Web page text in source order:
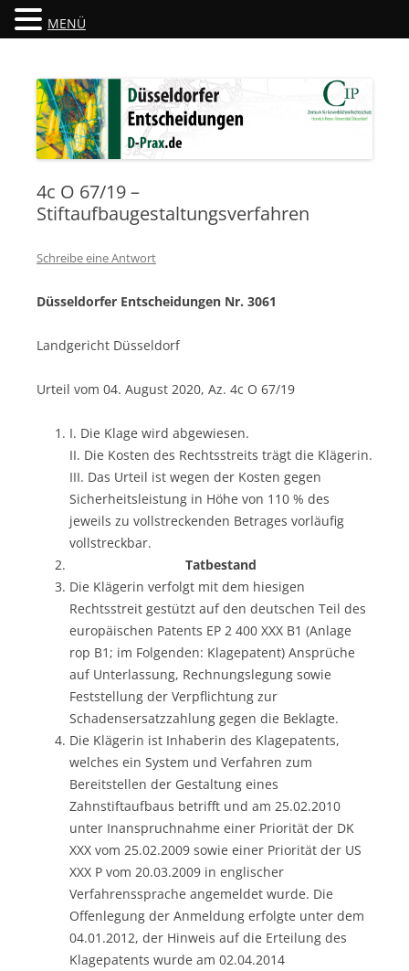
Düsseldorfer Entscheidungen
4c O 67/19 –
Stiftaufbaugestaltungsverfahren
Schreibe eine Antwort
Düsseldorfer Entscheidungen Nr. 3061
Landgericht Düsseldorf
Urteil vom 04. August 2020, Az. 4c O 67/19
I. Die Klage wird abgewiesen.
II. Die Kosten des Rechtsstreits trägt die Klägerin.
III. Das Urteil ist wegen der Kosten gegen
Sicherheitsleistung in Höhe von 110 % des
jeweils zu vollstreckenden Betrages vorläufig
vollstreckbar.
Tatbestand
Die Klägerin verfolgt mit dem hiesigen
Rechtsstreit gestützt auf den deutschen Teil des
europäischen Patents EP 2 400 XXX B1 (Anlage
rop B1; im Folgenden: Klagepatent) Ansprüche
auf Unterlassung, Rechnungslegung sowie
Feststellung der Verpflichtung zur
Schadensersatzzahlung gegen die Beklagte.
Die Klägerin ist Inhaberin des Klagepatents,
welches ein System und Verfahren zum
Bereitstellen der Gestaltung eines
Zahnstiftaufbaus betrifft und am 25.02.2010
unter Inanspruchnahme einer Priorität der DK
XXX vom 25.02.2009 sowie einer Priorität der US
XXX P vom 20.03.2009 in englischer
Verfahrenssprache angemeldet wurde. Die
Offenlegung der Anmeldung erfolgte unter dem
04.01.2012, der Hinweis auf die Erteilung des
Klagepatents wurde am 02.04.2014
MENÜ